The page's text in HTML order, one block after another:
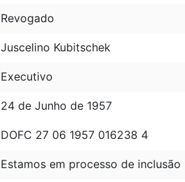
Revogado
Juscelino Kubitschek
Executivo
24 de Junho de 1957
DOFC 27 06 1957 016238 4
Estamos em processo de